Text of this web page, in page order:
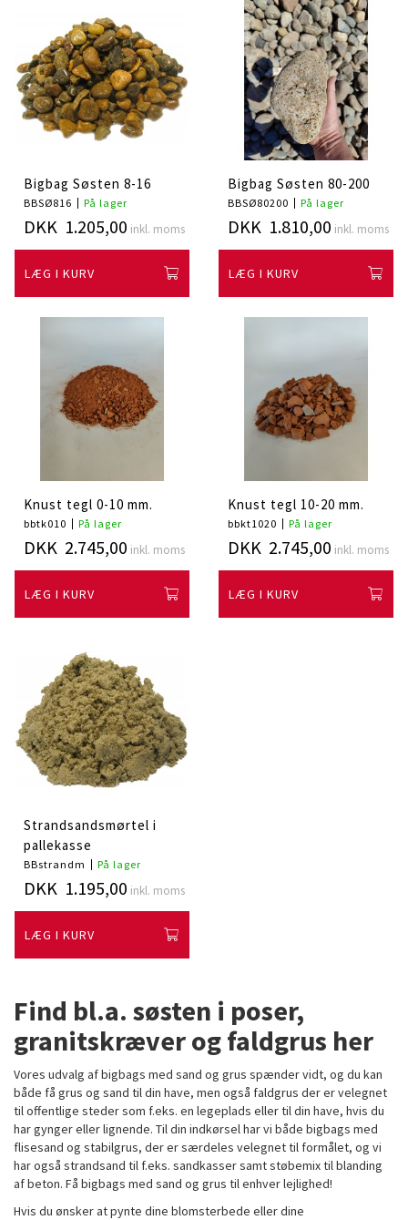
Bigbag Søsten 8-16
BBSØ816 På lager
DKK 1.205,00 inkl. moms
LÆG I KURV
Bigbag Søsten 80-200
BBSØ80200 På lager
DKK 1.810,00 inkl. moms
LÆG I KURV
Knust tegl 0-10 mm.
bbtk010 På lager
DKK 2.745,00 inkl. moms
LÆG I KURV
Knust tegl 10-20 mm.
bbkt1020 På lager
DKK 2.745,00 inkl. moms
LÆG I KURV
Strandsandsmørtel i
pallekasse
BBstrandm På lager
DKK 1.195,00 inkl. moms
LÆG I KURV
Find bl.a. søsten i poser,
granitskræver og faldgrus her
Vores udvalg af bigbags med sand og grus spænder vidt, og du kan
både få grus og sand til din have, men også faldgrus der er velegnet
til offentlige steder som f.eks. en legeplads eller til din have, hvis du
har gynger eller lignende. Til din indkørsel har vi både bigbags med
flisesand og stabilgrus, der er særdeles velegnet til formålet, og vi
har også strandsand til f.eks. sandkasser samt støbemix til blanding
af beton. Få bigbags med sand og grus til enhver lejlighed!
Hvis du ønsker at pynte dine blomsterbede eller dine